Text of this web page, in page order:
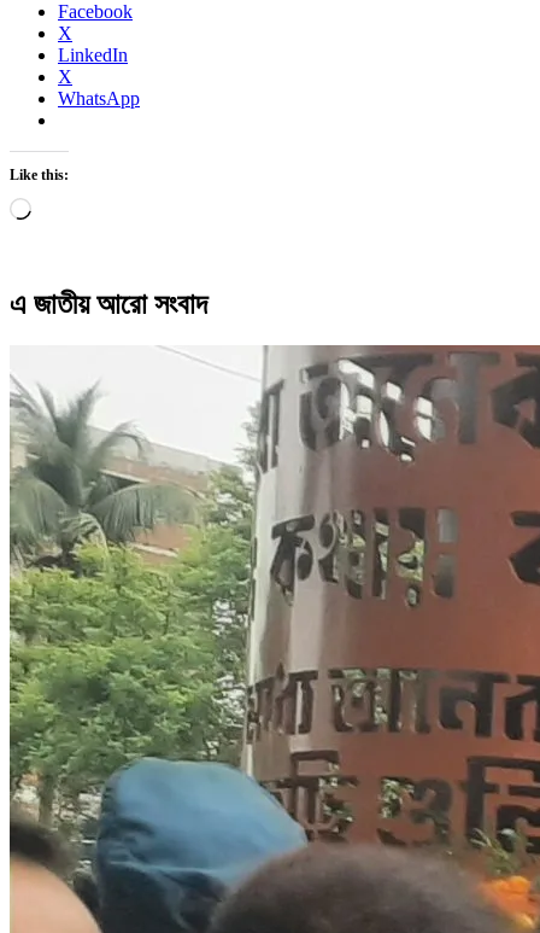
Facebook
X
LinkedIn
X
WhatsApp
Like this:
Loading…
এ জাতীয় আরো সংবাদ